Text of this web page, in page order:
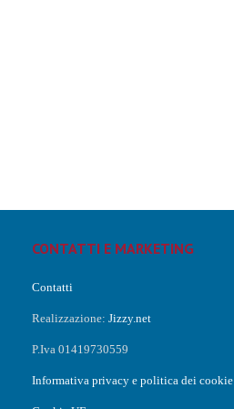
CONTATTI E MARKETING
Contatti
Realizzazione: Jizzy.net
P.Iva 01419730559
Informativa privacy e politica dei cookie